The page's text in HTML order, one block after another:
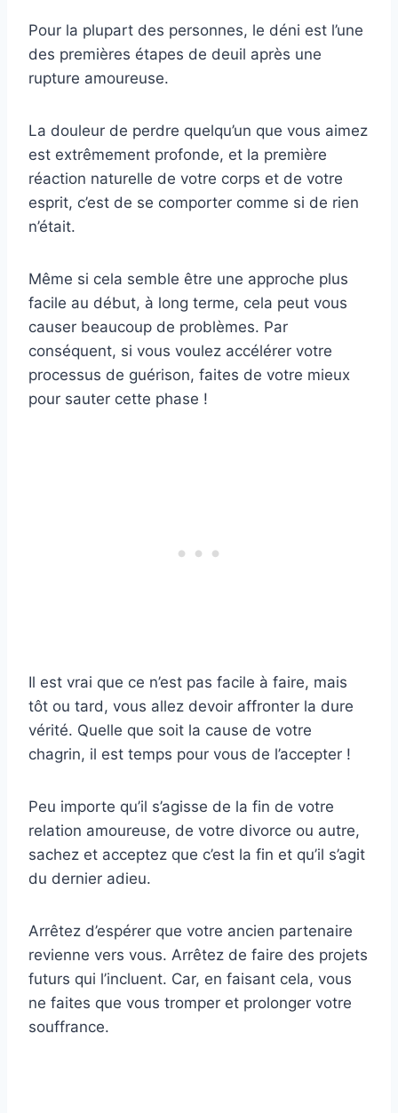
Pour la plupart des personnes, le déni est l’une
des premières étapes de deuil après une
rupture amoureuse.
La douleur de perdre quelqu’un que vous aimez
est extrêmement profonde, et la première
réaction naturelle de votre corps et de votre
esprit, c’est de se comporter comme si de rien
n’était.
Même si cela semble être une approche plus
facile au début, à long terme, cela peut vous
causer beaucoup de problèmes. Par
conséquent, si vous voulez accélérer votre
processus de guérison, faites de votre mieux
pour sauter cette phase !
Il est vrai que ce n’est pas facile à faire, mais
tôt ou tard, vous allez devoir affronter la dure
vérité. Quelle que soit la cause de votre
chagrin, il est temps pour vous de l’accepter !
Peu importe qu’il s’agisse de la fin de votre
relation amoureuse, de votre divorce ou autre,
sachez et acceptez que c’est la fin et qu’il s’agit
du dernier adieu.
Arrêtez d’espérer que votre ancien partenaire
revienne vers vous. Arrêtez de faire des projets
futurs qui l’incluent. Car, en faisant cela, vous
ne faites que vous tromper et prolonger votre
souffrance.